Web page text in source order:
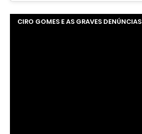
CIRO GOMES E AS GRAVES DENÚNCIAS